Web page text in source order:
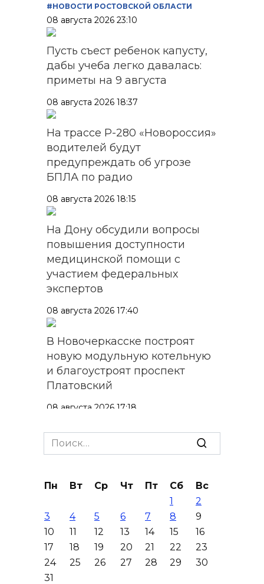
#НОВОСТИ РОСТОВСКОЙ ОБЛАСТИ
08 августа 2026 23:10
Пусть съест ребенок капусту,
дабы учеба легко давалась:
приметы на 9 августа
08 августа 2026 18:37
На трассе Р-280 «Новороссия»
водителей будут
предупреждать об угрозе
БПЛА по радио
08 августа 2026 18:15
На Дону обсудили вопросы
повышения доступности
медицинской помощи с
участием федеральных
экспертов
08 августа 2026 17:40
В Новочеркасске построят
новую модульную котельную
и благоустроят проспект
Платовский
08 августа 2026 17:18
Это стало нашей традицией:
ростовчане установили
бездомных животных
Журналисты «ДОН 24» вышли
на субботник в парке
Островского
Search
for:
Пн Вт Ср Чт Пт Сб
Вс
1
2
3
4 5 6 7 8
9
10
11 12 13 14 15
16
17
18 19 20 21 22
23
24
25 26 27 28 29
30
31